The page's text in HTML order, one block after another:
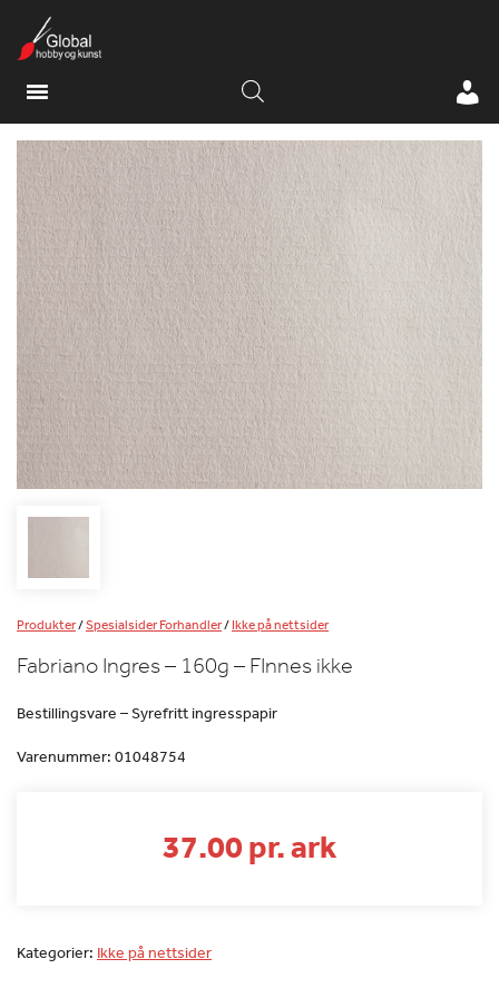
Produkter/Spesialsider Forhandler/Ikke på nettsider
Fabriano Ingres – 160g – FInnes ikke
Bestillingsvare – Syrefritt ingresspapir
Varenummer: 01048754
37.00 pr. ark
Kategorier: Ikke på nettsider